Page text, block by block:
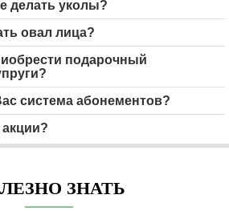
делать уколы?
овал лица?
подарочный
система абонементов?
акции?
ЗНАТЬ